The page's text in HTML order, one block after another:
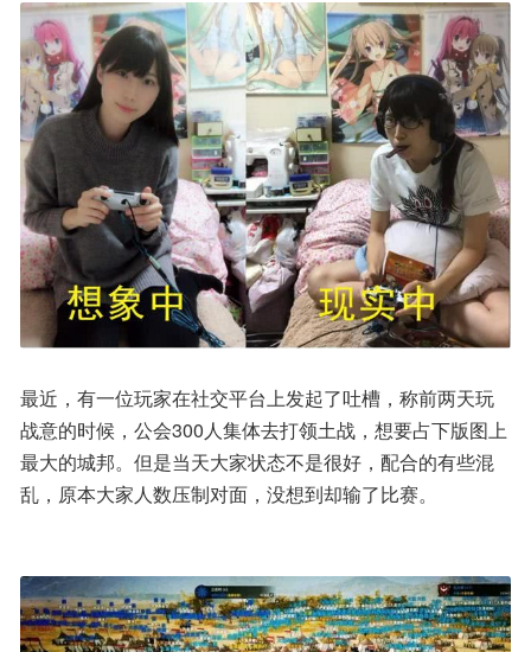
最近，有一位玩家在社交平台上发起了吐槽，称前两天玩
战意的时候，公会300人集体去打领土战，想要占下版图上
最大的城邦。但是当天大家状态不是很好，配合的有些混
乱，原本大家人数压制对面，没想到却输了比赛。